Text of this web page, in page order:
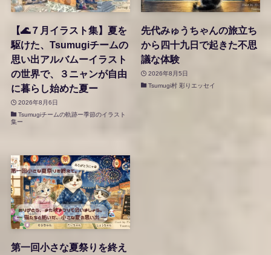
【🌊７月イラスト集】夏を
駆けた、Tsumugiチームの
思い出アルバムーイラスト
の世界で、３ニャンが自由
に暮らし始めた夏ー
2026年8月6日
Tsumugiチームの軌跡ー季節のイラスト
集ー
先代みゅうちゃんの旅立ち
から四十九日で起きた不思
議な体験
2026年8月5日
Tsumugi村 彩りエッセイ
第一回小さな夏祭りを終え